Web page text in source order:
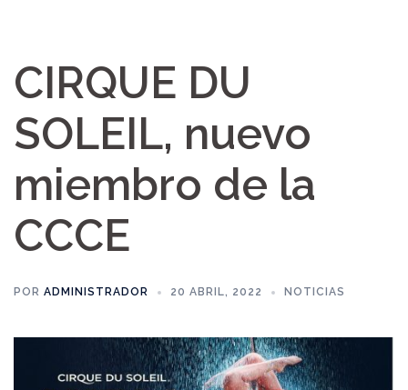
CIRQUE DU
SOLEIL, nuevo
miembro de la
CCCE
POR ADMINISTRADOR 20 ABRIL, 2022 NOTICIAS